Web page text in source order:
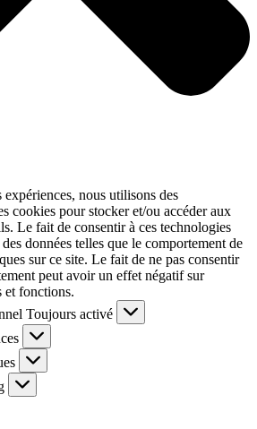
nous utilisons des
cookies pour stocker et/ou accéder aux
Le fait de consentir à ces technologies
données telles que le comportement de
sur ce site. Le fait de ne pas consentir
peut avoir un effet négatif sur
et fonctions.
Toujours activé